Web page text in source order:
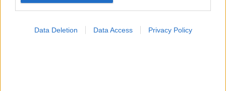
Data Deletion Data Access Privacy Policy